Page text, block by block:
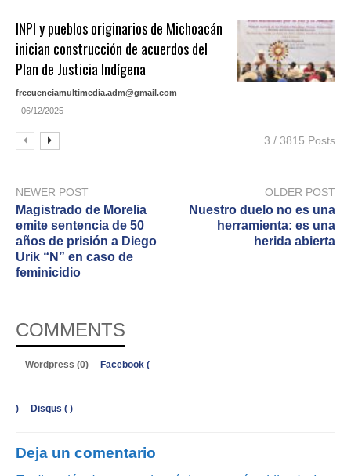
INPI y pueblos originarios de Michoacán
inician construcción de acuerdos del
Plan de Justicia Indígena
frecuenciamultimedia.adm@gmail.com
- 06/12/2025
3 / 3815 Posts
NEWER POST
Magistrado de Morelia
emite sentencia de 50
años de prisión a Diego
Urik “N” en caso de
feminicidio
OLDER POST
Nuestro duelo no es una
herramienta: es una
herida abierta
COMMENTS
Wordpress (0) Facebook (
) Disqus ( )
Deja un comentario